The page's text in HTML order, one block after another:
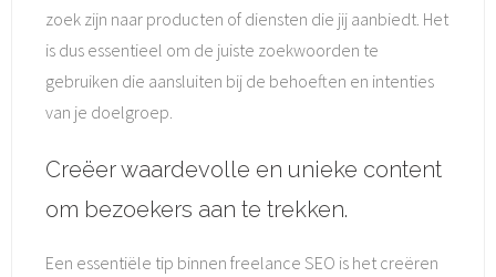
zoek zijn naar producten of diensten die jij aanbiedt. Het
is dus essentieel om de juiste zoekwoorden te
gebruiken die aansluiten bij de behoeften en intenties
van je doelgroep.
Creëer waardevolle en unieke content
om bezoekers aan te trekken.
Een essentiële tip binnen freelance SEO is het creëren